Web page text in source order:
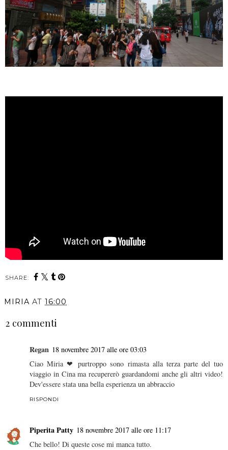
SHARE:
MIRIA AT 16:00
2 commenti
Regan 18 novembre 2017 alle ore 03:03
Ciao Miria ❤ purtroppo sono rimasta alla terza parte del tuo
viaggio in Cina ma recupererò guardandomi anche gli altri video!
Dev'essere stata una bella esperienza un abbraccio
RISPONDI
Piperita Patty 18 novembre 2017 alle ore 11:17
Che bello! Di queste cose mi manca tutto.